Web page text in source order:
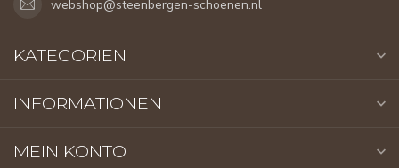
webshop@steenbergen-schoenen.nl
KATEGORIEN
INFORMATIONEN
MEIN KONTO